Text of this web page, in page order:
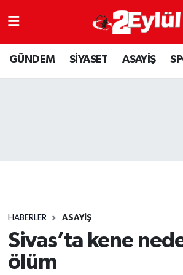
GÜNDEM SİYASET ASAYİŞ
HABERLER ASAYİŞ
Sivas’ta kene
ölüm
ASAYİŞ
DÜNYA
SPOR
YAŞAM
Nöbetçi Eczaneler
Hava Durumu
Son Dakika Haberleri
Haber Arşivi